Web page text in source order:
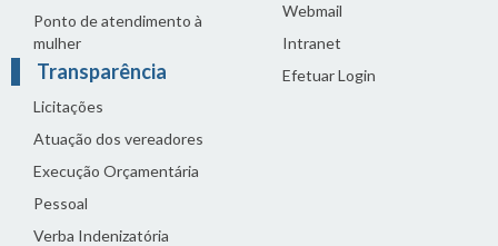
Ponto de atendimento à
mulher
Transparência
Licitações
Atuação dos vereadores
Execução Orçamentária
Pessoal
Verba Indenizatória
Webmail
Intranet
Efetuar Login